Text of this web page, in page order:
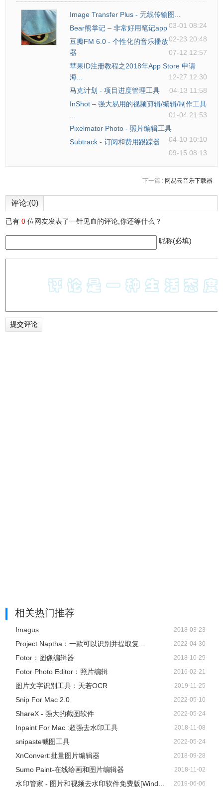
Image Transfer Plus - 无线传输图...
03-01 08:24
Bear熊掌记 – 非常好用笔记app
02-23 20:48
豆瓣FM 6.0 - 个性化的音乐播放
器
07-12 12:57
苹果ID注册教程之2018年App Store 申请
海...
12-27 12:30
马克计划 - 项目进度管理工具
04-13 11:58
InShot – 强大易用的视频剪辑/编辑/制作工具
01-04 21:53
Pixelmator Photo - 照片编辑工具
04-10 10:10
Subtrack - 订阅和费用跟踪器
09-15 08:13
下一篇 : 网易云音乐下载器
评论:(0)
已有0 位网友发表了一针见血的评论,你还等什么？
昵称(必填)
相关热门推荐
Imagus 2018-03-23
Project Naptha：一款可以识别并提取复... 2022-04-30
Fotor：图像编辑器 2018-10-29
Fotor Photo Editor：照片编辑 2016-02-21
图片文字识别工具：天若OCR 2019-11-25
Snip For Mac 2.0 2022-05-10
ShareX - 强大的截图软件 2022-05-24
Inpaint For Mac :超强去水印工具 2018-11-08
snipaste截图工具 2022-05-24
XnConvert:批量图片编辑器 2018-09-28
Sumo Paint-在线绘画和图片编辑器 2018-11-02
水印管家 - 图片和视频去水印软件免费版[Wind... 2019-06-06